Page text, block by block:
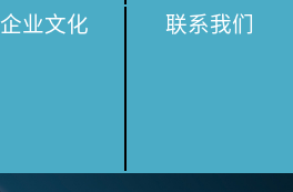
企业文化 联系我们